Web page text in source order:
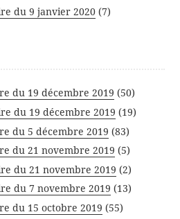
du 9 janvier 2020 (7)
du 19 décembre 2019 (50)
du 19 décembre 2019 (19)
du 5 décembre 2019 (83)
du 21 novembre 2019 (5)
du 21 novembre 2019 (2)
du 7 novembre 2019 (13)
du 15 octobre 2019 (55)